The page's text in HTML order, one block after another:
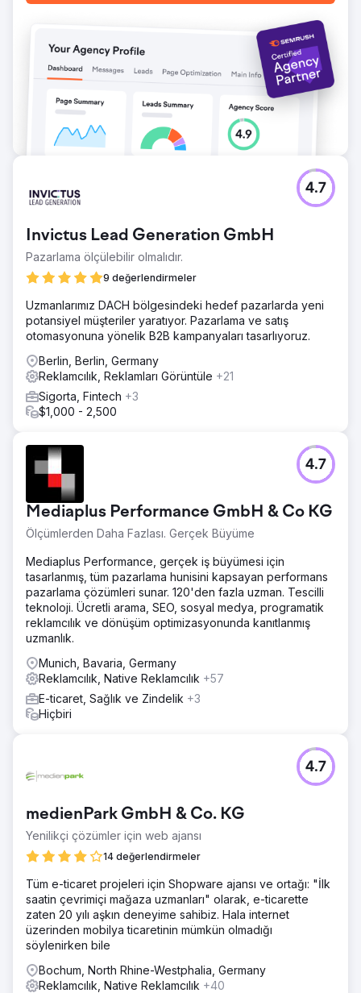
Invictus Lead Generation GmbH
Pazarlama ölçülebilir olmalıdır.
9 değerlendirmeler
4.7
Uzmanlarımız DACH bölgesindeki hedef pazarlarda yeni
potansiyel müşteriler yaratıyor. Pazarlama ve satış
otomasyonuna yönelik B2B kampanyaları tasarlıyoruz.
Berlin, Berlin, Germany
Reklamcılık, Reklamları Görüntüle +21
Sigorta, Fintech +3
$1,000 - 2,500
Mediaplus Performance GmbH & Co KG
Ölçümlerden Daha Fazlası. Gerçek Büyüme
4.7
Mediaplus Performance, gerçek iş büyümesi için
tasarlanmış, tüm pazarlama hunisini kapsayan performans
pazarlama çözümleri sunar. 120'den fazla uzman. Tescilli
teknoloji. Ücretli arama, SEO, sosyal medya, programatik
reklamcılık ve dönüşüm optimizasyonunda kanıtlanmış
uzmanlık.
Munich, Bavaria, Germany
Reklamcılık, Native Reklamcılık +57
E-ticaret, Sağlık ve Zindelik +3
Hiçbiri
medienPark GmbH & Co. KG
Yenilikçi çözümler için web ajansı
14 değerlendirmeler
4.7
Tüm e-ticaret projeleri için Shopware ajansı ve ortağı: "İlk
saatin çevrimiçi mağaza uzmanları" olarak, e-ticarette
zaten 20 yılı aşkın deneyime sahibiz. Hala internet
üzerinden mobilya ticaretinin mümkün olmadığı
söylenirken bile
Bochum, North Rhine-Westphalia, Germany
Reklamcılık, Native Reklamcılık +40